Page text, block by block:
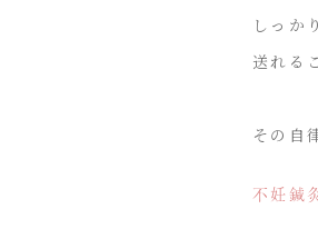
しっか
送れる
その自
不妊鍼